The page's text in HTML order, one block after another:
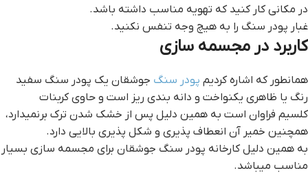
در مکانی کار کنید که تهویه مناسب داشته باشد.
غبار پودر سنگ را به هیچ وجه تنفس نکنید.
کاربرد در مجسمه سازی
همانطور که اشاره کردیم پودر سنگ جوشقان یک پودر سنگ سفید
رنگ یا ظاهری یکنواخت و دانه بندی ریز است و حاوی کربنات
کلسیم فراوان است به همین دلیل پس از خشک شدن ترک برنمیدارد،
همچنین خمیر آن انعطاف پذیری و شکل پذیری بالایی دارد.
به همین دلیل کارخانه پودر سنگ جوشقان برای مجسمه سازی بسیار
مناسب میباشد.